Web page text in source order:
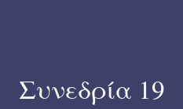
Συνεδρία 19